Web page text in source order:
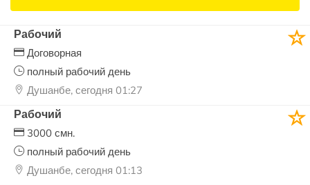
Рабочий
Договорная
полный рабочий день
Душанбе, сегодня 01:27
Рабочий
3000 смн.
полный рабочий день
Душанбе, сегодня 01:13